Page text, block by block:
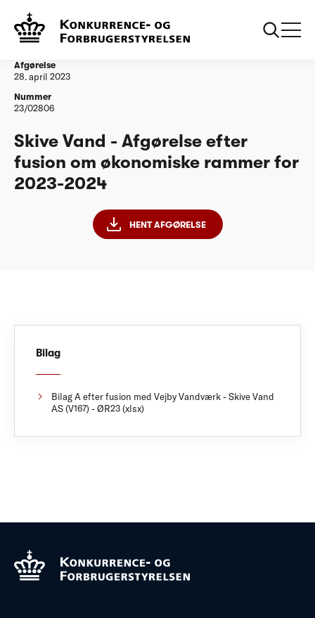
Vandtilsyn
økonomiske rammer for 2023-2024
Afgørelse
28. april 2023
Nummer
23/02806
Skive Vand - Afgørelse efter
fusion om økonomiske rammer for
2023-2024
HENT AFGØRELSE
Bilag
Bilag A efter fusion med Vejby Vandværk - Skive Vand
AS (V167) - ØR23 (xlsx)